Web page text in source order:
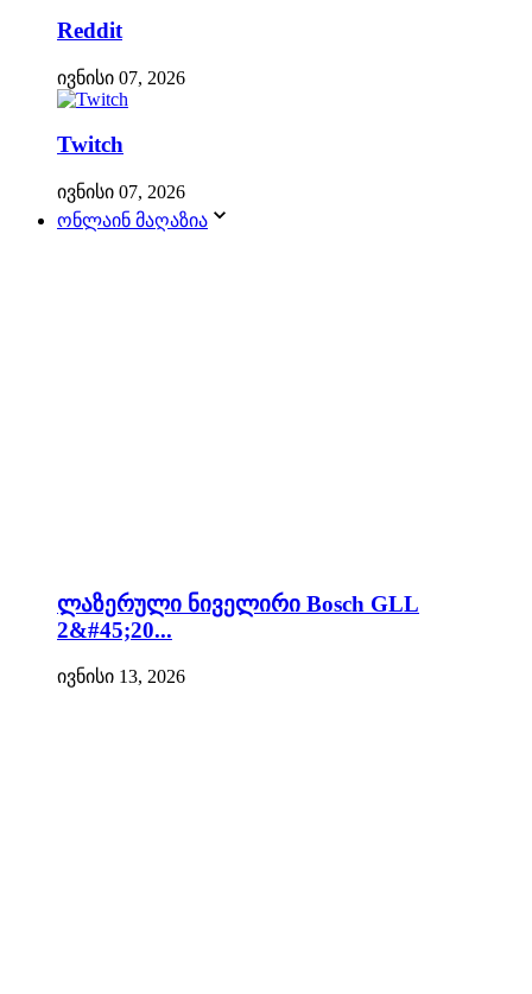
Reddit
ივნისი 07, 2026
Twitch
ივნისი 07, 2026
ონლაინ მაღაზია
ლაზერული ნიველირი Bosch GLL
2&#45;20...
ივნისი 13, 2026